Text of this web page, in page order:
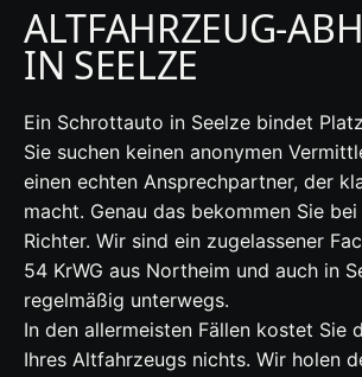
ALTFAHRZEUG-
IN SEELZE
Ein Schrottauto in Seelze bindet
Sie suchen keinen anonymen
einen echten Ansprechpartner, der
macht. Genau das bekommen Sie
Richter. Wir sind ein zugelassener
54 KrWG aus Northeim und auch in
regelmäßig unterwegs.
In den allermeisten Fällen kostet Sie
Ihres Altfahrzeugs nichts. Wir holen